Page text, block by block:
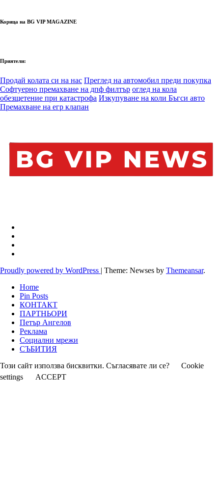
Корица на BG VIP MAGAZINE
Приятели:
Продай колата си на нас Преглед на автомобил преди покупка
Софтуерно премахване на дпф филтър оглед на кола
обезщетение при катастрофа Изкупуване на коли Бъгси авто
Премахване на егр клапан
Proudly powered by WordPress | Theme: Newses by Themeansar.
Home
Pin Posts
КОНТАКТ
ПАРТНЬОРИ
Петър Ангелов
Реклама
Социални мрежи
СЪБИТИЯ
Този сайт използва бисквитки. Съгласявате ли се?
Cookie
settings
ACCEPT